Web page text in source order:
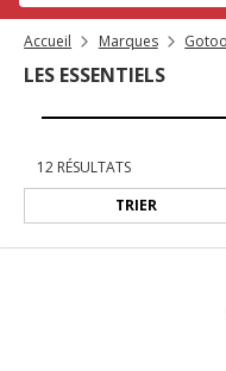
Accueil Marques Gotoo
LES ESSENTIELS
12 RÉSULTATS